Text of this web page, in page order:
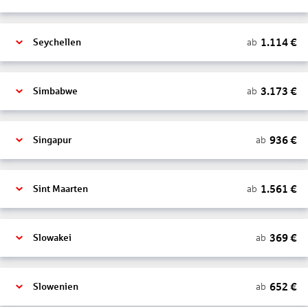
Seychellen ab 1.114€
Simbabwe ab 3.173 €
Singapur ab 936€
Sint Maarten ab 1.561 €
Slowakei ab 369€
Slowenien ab 652 €